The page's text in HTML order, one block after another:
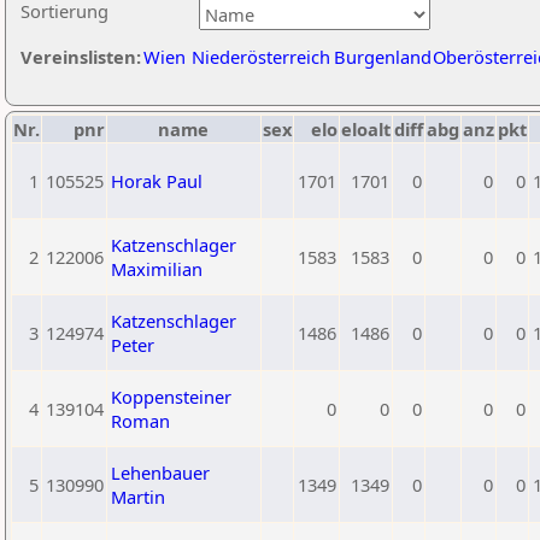
Sortierung
Vereinslisten:Wien Niederösterreich Burgenland
Nr. pnr name sex eloeloaltdiffabg anz pkt
1 105525 Horak Paul 1701 1701 0 0 0
2 122006 Katzenschlager
Maximilian
1583 1583 0 0 0
3 124974 Katzenschlager
Peter
1486 1486 0 0 0
4 139104 Koppensteiner
Roman
0 0 0 0 0
5 130990 Lehenbauer
Martin
1349 1349 0 0 0